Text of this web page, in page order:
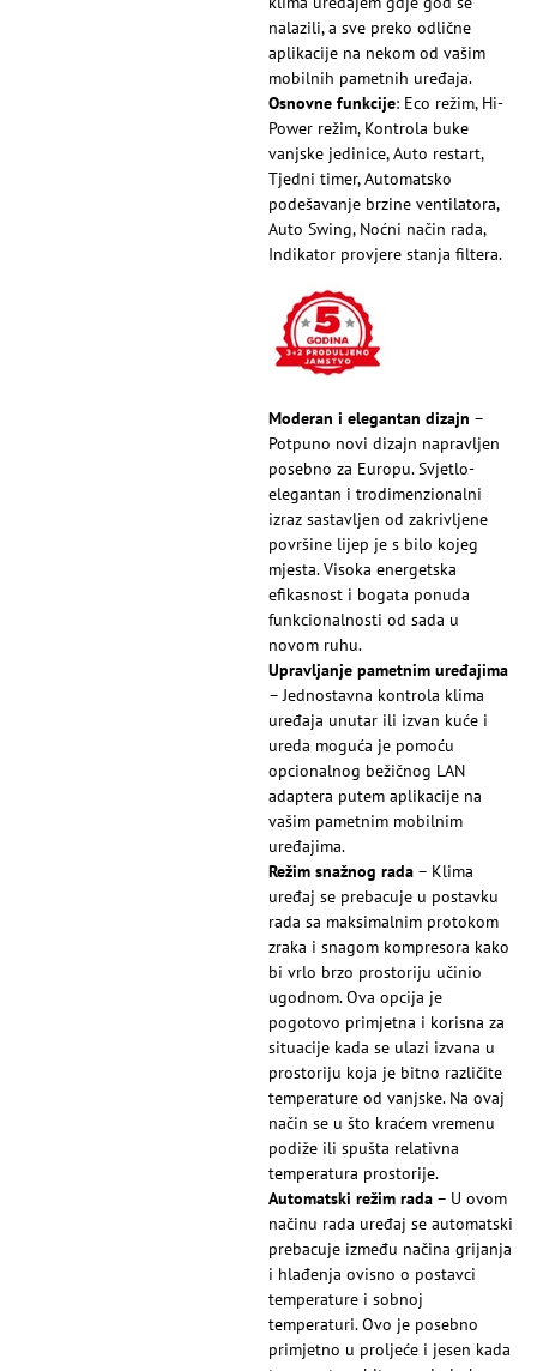
nalazili, a sve preko odlične
aplikacije na nekom od vašim
mobilnih pametnih uređaja.
Osnovne funkcije: Eco režim, Hi-
Power režim, Kontrola buke
vanjske jedinice, Auto restart,
Tjedni timer, Automatsko
podešavanje brzine ventilatora,
Auto Swing, Noćni način rada,
Indikator provjere stanja filtera.
Moderan i elegantan dizajn –
Potpuno novi dizajn napravljen
posebno za Europu. Svjetlo-
elegantan i trodimenzionalni
izraz sastavljen od zakrivljene
površine lijep je s bilo kojeg
mjesta. Visoka energetska
efikasnost i bogata ponuda
funkcionalnosti od sada u
novom ruhu.
Upravljanje pametnim uređajima
– Jednostavna kontrola klima
uređaja unutar ili izvan kuće i
ureda moguća je pomoću
opcionalnog bežičnog LAN
adaptera putem aplikacije na
vašim pametnim mobilnim
uređajima.
Režim snažnog rada – Klima
uređaj se prebacuje u postavku
rada sa maksimalnim protokom
zraka i snagom kompresora kako
bi vrlo brzo prostoriju učinio
ugodnom. Ova opcija je
pogotovo primjetna i korisna za
situacije kada se ulazi izvana u
prostoriju koja je bitno različite
temperature od vanjske. Na ovaj
način se u što kraćem vremenu
podiže ili spušta relativna
temperatura prostorije.
Automatski režim rada – U ovom
načinu rada uređaj se automatski
prebacuje između načina grijanja
i hlađenja ovisno o postavci
temperature i sobnoj
temperaturi. Ovo je posebno
primjetno u proljeće i jesen kada